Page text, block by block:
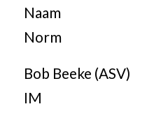
Naam
Norm
Bob Beeke (ASV)
IM